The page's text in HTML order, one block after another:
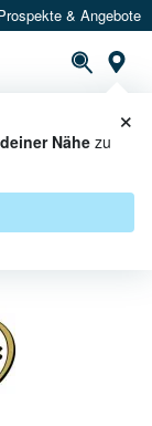
& Angebote
Nähe zu
×
&